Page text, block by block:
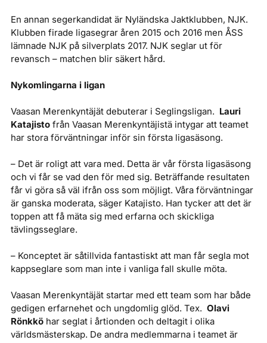
En annan segerkandidat är Nyländska Jaktklubben, NJK.
Klubben firade ligasegrar åren 2015 och 2016 men ÅSS
lämnade NJK på silverplats 2017. NJK seglar ut för
revansch – matchen blir säkert hård.
Nykomlingarna i ligan
Vaasan Merenkyntäjät debuterar i Seglingsligan. Lauri
Katajistofrån Vaasan Merenkyntäjistä intygar att teamet
har stora förväntningar inför sin första ligasäsong.
– Det är roligt att vara med. Detta är vår första ligasäsong
och vi får se vad den för med sig. Beträffande resultaten
får vi göra så väl ifrån oss som möjligt. Våra förväntningar
är ganska moderata, säger Katajisto. Han tycker att det är
toppen att få mäta sig med erfarna och skickliga
tävlingsseglare.
– Konceptet är såtillvida fantastiskt att man får segla mot
kappseglare som man inte i vanliga fall skulle möta.
Vaasan Merenkyntäjät startar med ett team som har både
gedigen erfarnehet och ungdomlig glöd. Tex. Olavi
Rönkköhar seglat i årtionden och deltagit i olika
världsmästerskap. De andra medlemmarna i teamet är